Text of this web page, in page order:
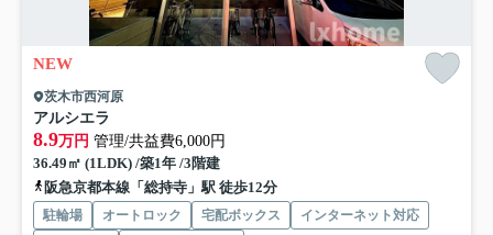
NEW
茨木市西河原
アルシエラ
8.9万円 管理/共益費6,000円
36.49㎡ (1LDK) /築1年 /3階建
阪急京都本線「総持寺」駅 徒歩12分
駐輪場 オートロック 宅配ボックス
インターネット対応